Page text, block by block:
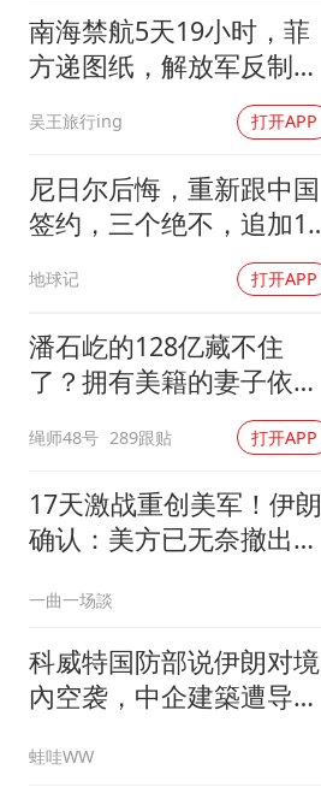
南海禁航5天19小时，菲
方递图纸，解放军反制组
吴王旅行ing 打开APP
尼日尔后悔，重新跟中国
签约，三个绝不，追加10
地球记 打开APP
潘石屹的128亿藏不住
了？拥有美籍的妻子依旧
绳师48号 289跟贴 打开APP
17天激战重创美军！伊朗
确认：美方已无奈撤出两
一曲一场談
科威特国防部说伊朗对境
內空袭，中企建築遭导弹
延廷｜辣晚报20260806
蛙哇WW